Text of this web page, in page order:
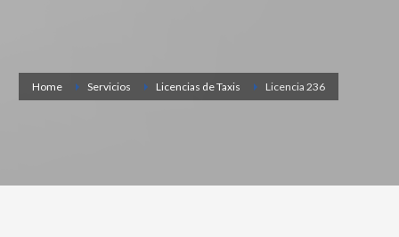
Home Servicios Licencias de Taxis Licencia 236